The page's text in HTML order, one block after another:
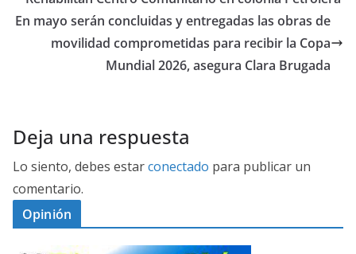
En mayo serán concluidas y entregadas las obras de
movilidad comprometidas para recibir la Copa
Mundial 2026, asegura Clara Brugada
Deja una respuesta
Lo siento, debes estarconectado para publicar un
comentario.
Opinión